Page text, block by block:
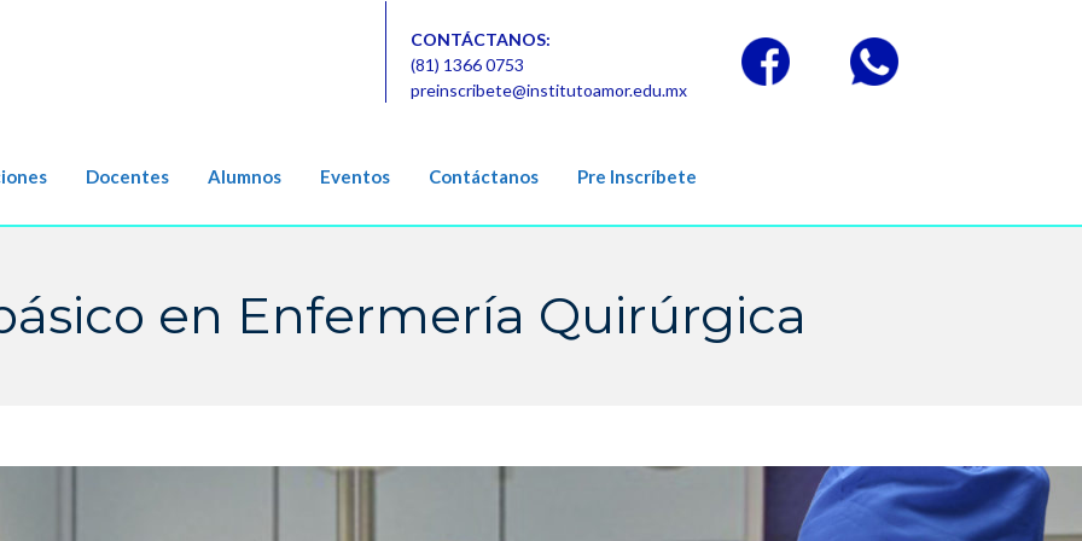
CONTÁCTANOS:
(81) 1366 0753
preinscribete@institutoamor.edu.mx
Docentes Alumnos Eventos Contáctanos Pre Inscríbete
en Enfermería Quirúrgica